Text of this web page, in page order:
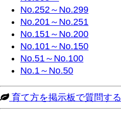
No.252～No.299
No.201～No.251
No.151～No.200
No.101～No.150
No.51～No.100
No.1～No.50
育て方を掲示板で質問する